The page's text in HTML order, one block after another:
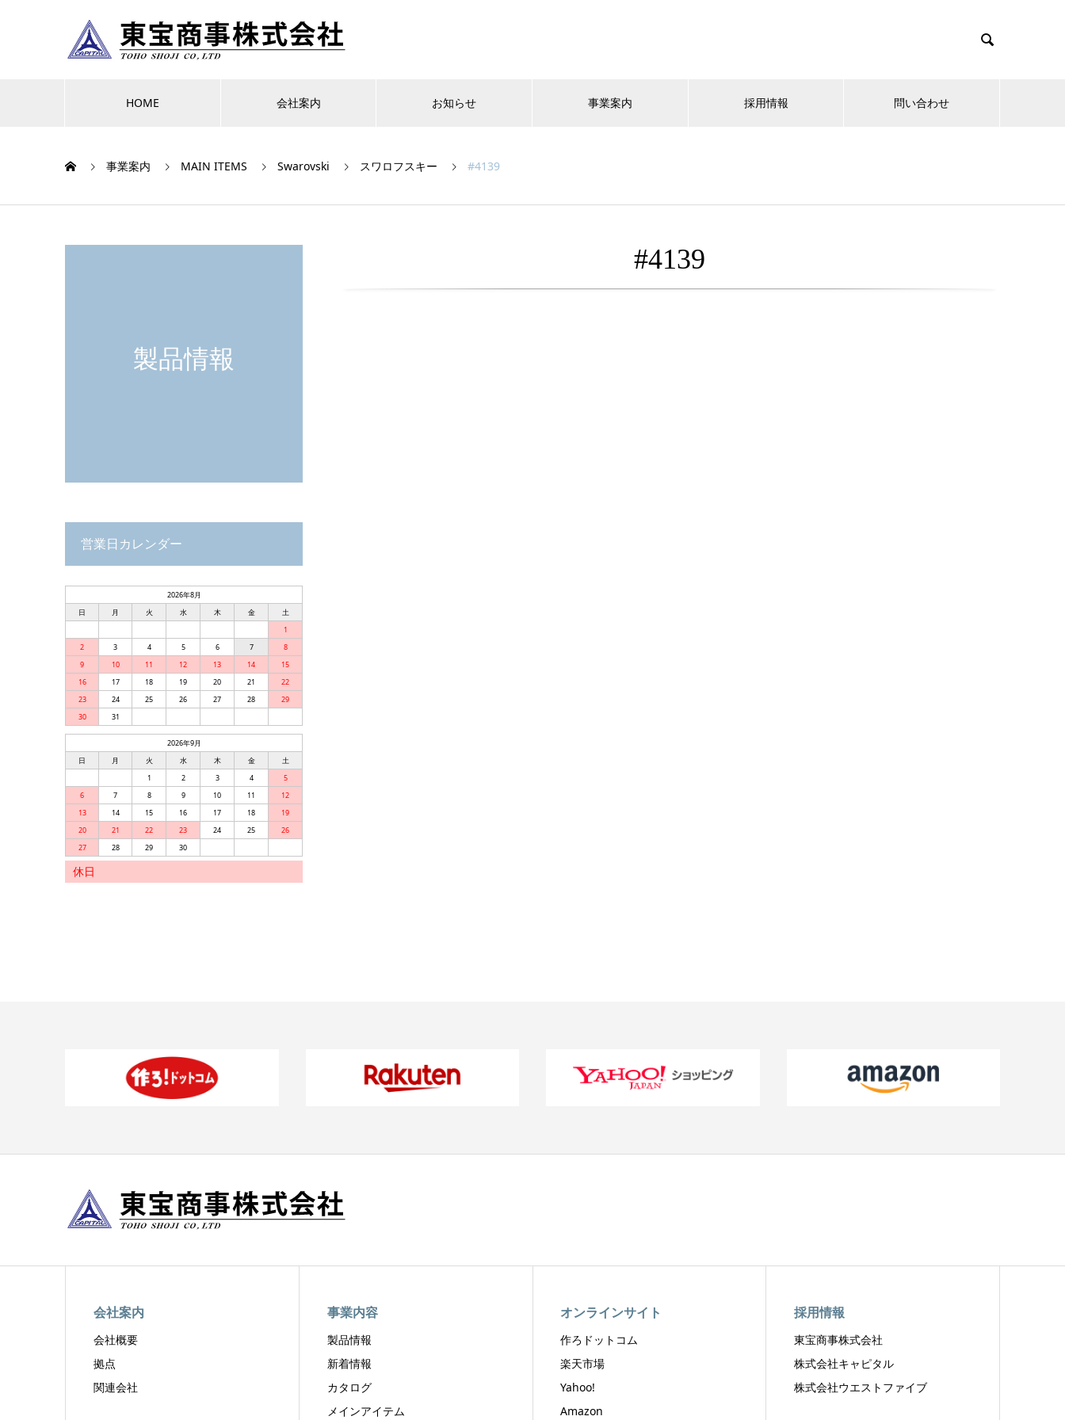

HOME 会社案内 お知らせ 事業案内 採用情報 問い合わせ
事業案内 MAIN ITEMS Swarovski スワロフスキー #4139
製品情報
#4139
営業日カレンダー
2026年8月
日
月 火 水 木 金
土
1
2
3 4 5 6 7
8
9
10 11 12 13 14
15
16
17 18 19 20 21
22
23
24 25 26 27 28
29
30
31
2026年9月
日
月 火 水 木 金
土
1
2 3 4
5
6
7 8 9 10 11
12
13
14 15 16 17 18
19
20
21 22 23 24 25
26
27
28 29 30
休日
会社案内
会社概要
拠点
関連会社
事業内容
製品情報
新着情報
カタログ
メインアイテム
オンラインサイト
作ろドットコム
楽天市場
Yahoo!
Amazon
採用情報
東宝商事株式会社
株式会社キャピタル
株式会社ウエストファイブ